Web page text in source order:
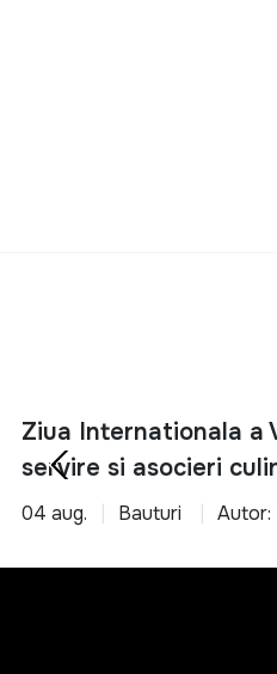
Ziua Internationala a
servire si asocieri
04 aug. Bauturi Autor: